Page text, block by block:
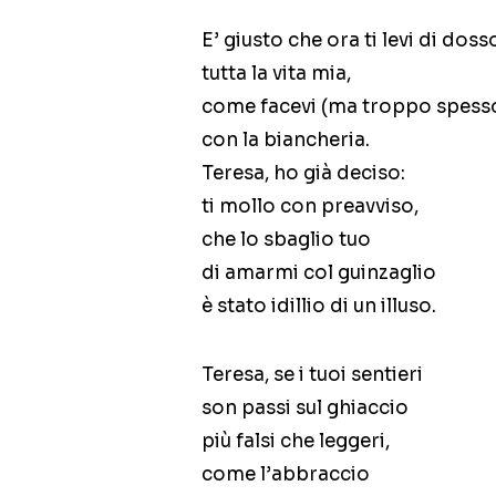
E’ giusto che ora ti levi di
tutta la vita mia,
come facevi (ma troppo
con la biancheria.
Teresa, ho già deciso:
ti mollo con preavviso,
che lo sbaglio tuo
di amarmi col guinzaglio
è stato idillio di un illuso.
Teresa, se i tuoi sentieri
son passi sul ghiaccio
più falsi che leggeri,
come l’abbraccio